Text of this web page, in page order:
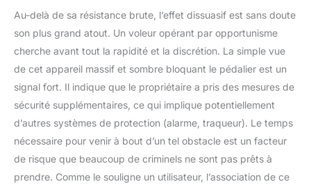
Au-delà de sa résistance brute, l’effet dissuasif est sans doute
son plus grand atout. Un voleur opérant par opportunisme
cherche avant tout la rapidité et la discrétion. La simple vue
de cet appareil massif et sombre bloquant le pédalier est un
signal fort. Il indique que le propriétaire a pris des mesures de
sécurité supplémentaires, ce qui implique potentiellement
d’autres systèmes de protection (alarme, traqueur). Le temps
nécessaire pour venir à bout d’un tel obstacle est un facteur
de risque que beaucoup de criminels ne sont pas prêts à
prendre. Comme le souligne un utilisateur, l’association de ce